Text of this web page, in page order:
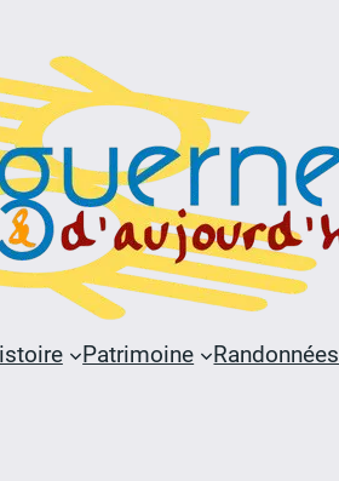
Patrimoine Randonnées